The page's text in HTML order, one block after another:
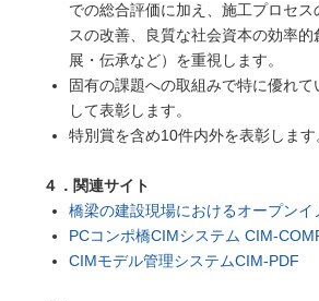
での総合評価に加え、施工プロセ
スの改善、良質な社会資本の効率
展・伝承など）を重視します。
固有の課題への取組みで特に優れて
して表彰します。
特別賞を含め10件内外を表彰します
４．関連サイト
橋梁の建設現場におけるオープンイ
PCコンポ橋CIMシステム CIM-
CIMモデル管理システムCIM-PDF